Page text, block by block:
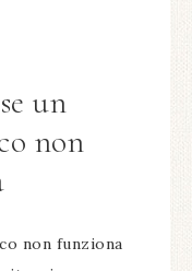
un
non
non funziona